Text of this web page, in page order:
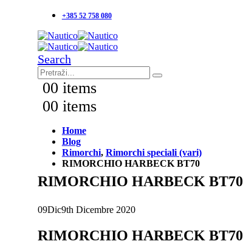
+385 52 758 080
Search
00 items
00 items
Home
Blog
Rimorchi, Rimorchi speciali (vari)
RIMORCHIO HARBECK BT70
RIMORCHIO HARBECK BT70
09Dic9th Dicembre 2020
RIMORCHIO HARBECK BT70